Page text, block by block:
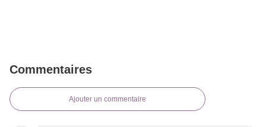
Commentaires
Ajouter un commentaire